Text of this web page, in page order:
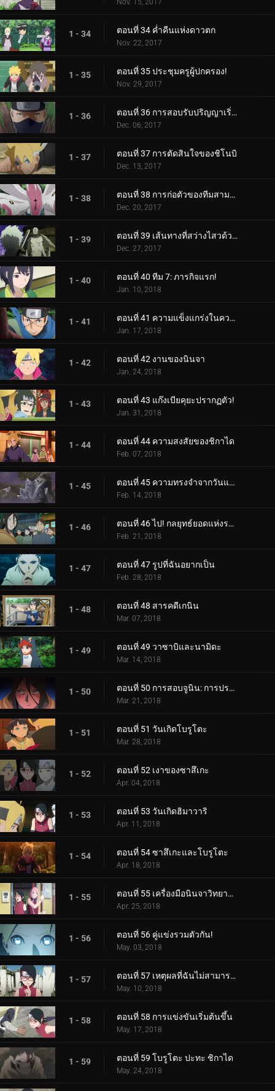
Nov. 15, 2017
1 - 34 ตอนที่ 34 ค่ำคืนแห่งดาวตก
Nov. 22, 2017
1 - 35 ตอนที่ 35 ประชุมครูผู้ปกครอง!
Nov. 29, 2017
1 - 36 ตอนที่ 36 การสอบรับปริญญาเริ่มต้นขึ้นแล้ว!
Dec. 06, 2017
1 - 37 ตอนที่ 37 การตัดสินใจของชิโนบิ
Dec. 13, 2017
1 - 38 ตอนที่ 38 การก่อตัวของทีมสามคน?
Dec. 20, 2017
1 - 39 ตอนที่ 39 เส้นทางที่สว่างไสวด้วยพระจันทร์เต็มดวง
Dec. 27, 2017
1 - 40 ตอนที่ 40 ทีม 7: ภารกิจแรก!
Jan. 10, 2018
1 - 41 ตอนที่ 41 ความแข็งแกร่งในความสามัคคี
Jan. 17, 2018
1 - 42 ตอนที่ 42 งานของนินจา
Jan. 24, 2018
1 - 43 ตอนที่ 43 แก๊งเบียคุยะปรากฏตัว!
Jan. 31, 2018
1 - 44 ตอนที่ 44 ความสงสัยของชิกาได
Feb. 07, 2018
1 - 45 ตอนที่ 45 ความทรงจำจากวันแห่งหิมะ
Feb. 14, 2018
1 - 46 ตอนที่ 46 ไป! กลยุทธ์ยอดแห่งราตรี
Feb. 21, 2018
1 - 47 ตอนที่ 47 รูปที่ฉันอยากเป็น
Feb. 28, 2018
1 - 48 ตอนที่ 48 สารคดีเกนิน
Mar. 07, 2018
1 - 49 ตอนที่ 49 วาซาบิและนามิดะ
Mar. 14, 2018
1 - 50 ตอนที่ 50 การสอบจูนิน: การประชุมข้อเสนอแนะ
Mar. 21, 2018
1 - 51 ตอนที่ 51 วันเกิดโบรูโตะ
Mar. 28, 2018
1 - 52 ตอนที่ 52 เงาของซาสึเกะ
Apr. 04, 2018
1 - 53 ตอนที่ 53 วันเกิดฮิมาวาริ
Apr. 11, 2018
1 - 54 ตอนที่ 54 ซาสึเกะและโบรูโตะ
Apr. 18, 2018
1 - 55 ตอนที่ 55 เครื่องมือนินจาวิทยาศาสตร์
Apr. 25, 2018
1 - 56 ตอนที่ 56 คู่แข่งรวมตัวกัน!
May. 03, 2018
1 - 57 ตอนที่ 57 เหตุผลที่ฉันไม่สามารถสูญเสีย
May. 10, 2018
1 - 58 ตอนที่ 58 การแข่งขันเริ่มต้นขึ้น
May. 17, 2018
1 - 59 ตอนที่ 59 โบรูโตะ ปะทะ ชิกาได
May. 24, 2018